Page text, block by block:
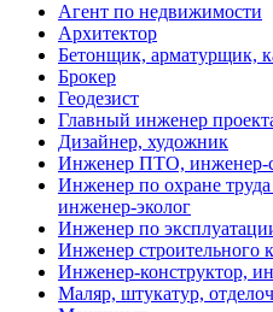
Агент по недвижимости
Архитектор
Бетонщик, арматурщик,
Брокер
Геодезист
Главный инженер
Дизайнер, художник
Инженер ПТО, инженер-
Инженер по охране
инженер-эколог
Инженер по
Инженер строительного
Инженер-конструктор,
Маляр, штукатур,